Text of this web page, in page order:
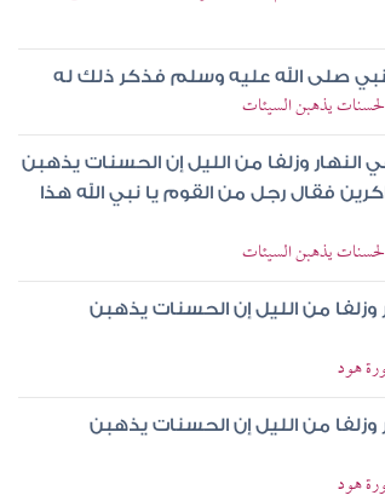
صلى الله عليه وسلم فذكر ذلك له
يذهبن السيئات
النهار وزلفا من الليل إن الحسنات يذهبن
فقال رجل من القوم يا نبي الله هذا
يذهبن السيئات
وزلفا من الليل إن الحسنات يذهبن
هود
وزلفا من الليل إن الحسنات يذهبن
هود